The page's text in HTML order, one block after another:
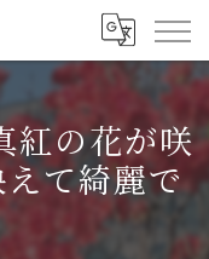
紅の花が咲
て綺麗で